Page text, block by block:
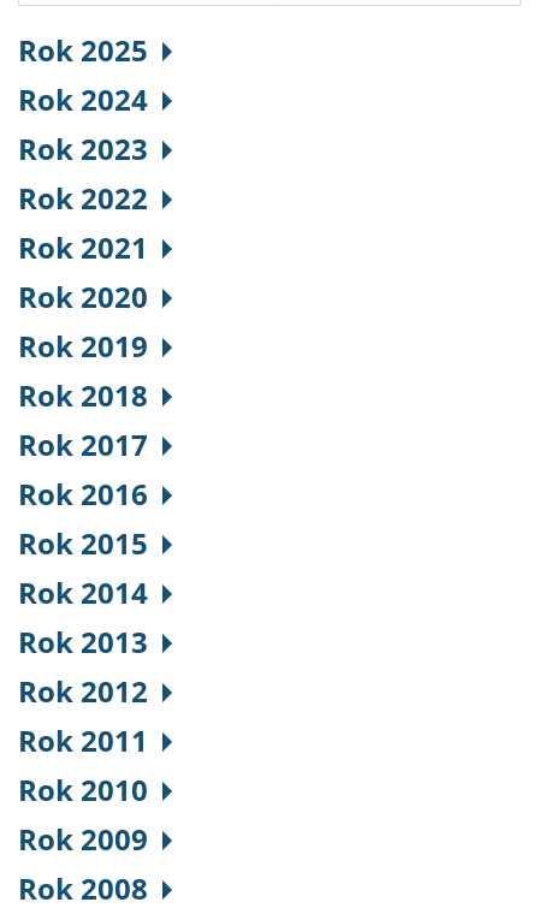
Rok 2025
Rok 2024
Rok 2023
Rok 2022
Rok 2021
Rok 2020
Rok 2019
Rok 2018
Rok 2017
Rok 2016
Rok 2015
Rok 2014
Rok 2013
Rok 2012
Rok 2011
Rok 2010
Rok 2009
Rok 2008